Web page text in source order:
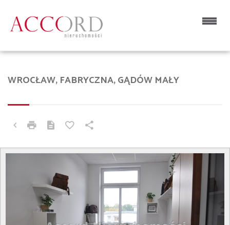
WROCŁAW, FABRYCZNA, GĄDÓW MAŁY